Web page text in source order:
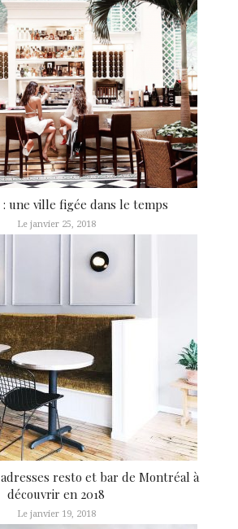
: une ville figée dans le temps
Le janvier 25, 2018
resto et bar de Montréal à
découvrir en 2018
Le janvier 19, 2018